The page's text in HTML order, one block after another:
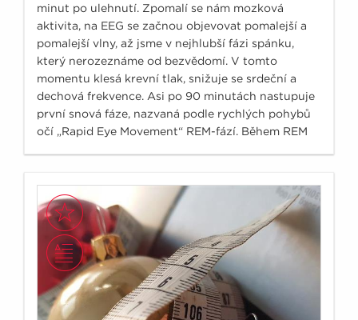
minut po ulehnutí. Zpomalí se nám mozková
aktivita, na EEG se začnou objevovat pomalejší a
pomalejší vlny, až jsme v nejhlubší fázi spánku,
který nerozeznáme od bezvědomí. V tomto
momentu klesá krevní tlak, snižuje se srdeční a
dechová frekvence. Asi po 90 minutách nastupuje
první snová fáze, nazvaná podle rychlých pohybů
očí „Rapid Eye Movement“ REM-fází. Během REM
nenarušitelnost spánku.